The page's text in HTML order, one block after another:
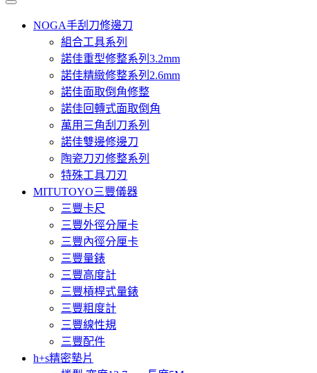
NOGA手刮刀修邊刀
組合工具系列
諾佳重型修整系列3.2mm
諾佳精緻修整系列2.6mm
諾佳面取倒角修整
諾佳回轉式面取倒角
萬用三角刮刀系列
諾佳雙邊修邊刀
陶瓷刀刃修整系列
特殊工具刀刃
MITUTOYO三豐儀器
三豐卡尺
三豐外徑分厘卡
三豐內徑分厘卡
三豐量錶
三豐高度計
三豐槓桿式量錶
三豐粗度計
三豐線性規
三豐配件
h+s精密墊片